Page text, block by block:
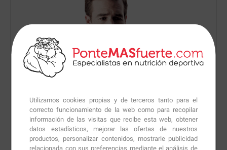
Utilizamos cookies propias y de terceros tanto para el
correcto funcionamiento de la web como para recopilar
información de las visitas que recibe esta web, obtener
datos estadísticos, mejorar las ofertas de nuestros
productos, personalizar contenidos, mostrarle publicidad
relacionada con sus preferencias mediante el análisis de